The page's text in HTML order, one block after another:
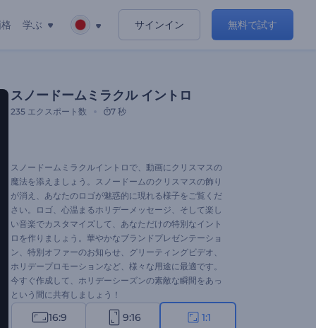
学ぶ サインイン 無料で試す
スノードームミラクル イントロ
235 エクスポート数 7 秒
スノードームミラクルイントロで、動画にクリスマスの
魔法を添えましょう。スノードームのクリスマスの飾り
が消え、あなたのロゴが魅惑的に現れる様子をご覧くだ
さい。ロゴ、心温まるホリデーメッセージ、そして楽し
い音楽でカスタマイズして、あなただけの特別なイント
ロを作りましょう。華やかなブランドプレゼンテーショ
ン、特別オファーのお知らせ、グリーティングビデオ、
ホリデープロモーションなど、様々な用途に最適です。
今すぐ作成して、ホリデーシーズンの素敵な瞬間をあっ
という間に共有しましょう！
16:9 9:16 1:1